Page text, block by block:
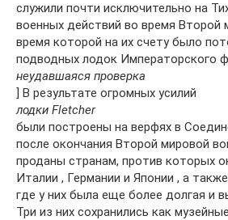
служили почти исключительно на
военных действий во время Второй
время которой на их счету было
подводных лодок Императорского
неудавшаяся проверка
] В результате огромных усилий
лодки Fletcher
были построены на верфях в
после окончания Второй мировой
проданы странам, против которых
Италии , Германии и Японии , а
где у них была еще более долгая и
Три из них сохранились как